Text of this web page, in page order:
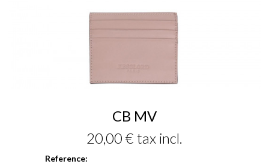
CB MV
20,00 € tax incl.
Reference: